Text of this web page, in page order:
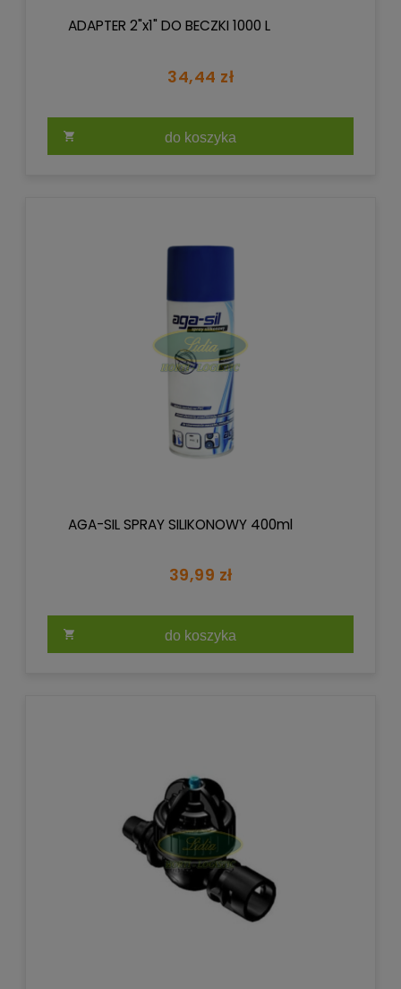
ADAPTER 2"x1" DO BECZKI 1000 L
34,44 zł
do koszyka
AGA-SIL SPRAY SILIKONOWY 400ml
39,99 zł
do koszyka